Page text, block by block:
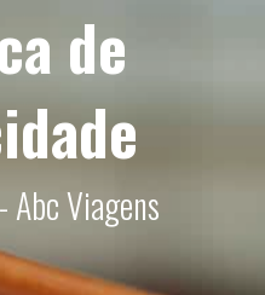
de
Abc Viagens